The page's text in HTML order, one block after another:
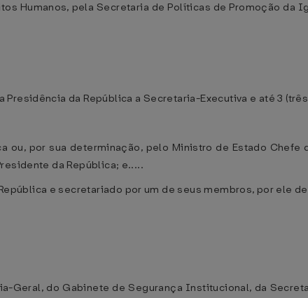
Humanos, pela Secretaria de Políticas de Promoção da
da República a Secretaria-Executiva e até 3
por sua determinação, pelo Ministro de Estado Chefe
da República; e.....
e secretariado por um de seus membros, por ele
Geral, do Gabinete de Segurança Institucional, da